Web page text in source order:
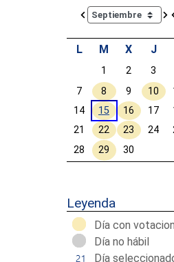
Calendar io de
L M X J
1 2 3
7
8 9 10
14
15 16 17
21
22 23 24
28
29 30
Leyenda
Día con
Día no hábil
Día